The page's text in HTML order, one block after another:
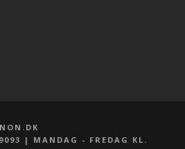
| MANDAG - FREDAG KL.